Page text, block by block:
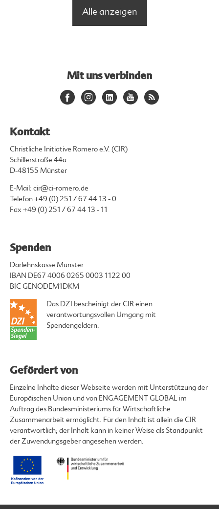
Alle anzeigen
Mit uns verbinden
Kontakt
Christliche Initiative Romero e.V. (CIR)
Schillerstraße 44a
D-48155 Münster
E-Mail: cir@ci-romero.de
Telefon+49 (0) 251 / 67 44 13 - 0
Fax +49 (0) 251 / 67 44 13 - 11
Spenden
Darlehnskasse Münster
IBAN DE67 4006 0265 0003 1122 00
BIC GENODEM1DKM
Das DZI bescheinigt der CIR einen
verantwortungsvollen Umgang mit
Spendengeldern.
Gefördert von
Einzelne Inhalte dieser Webseite werden mit Unterstützung der
Europäischen Union und von ENGAGEMENT GLOBAL im
Auftrag des Bundesministeriums für Wirtschaftliche
Zusammenarbeit ermöglicht. Für den Inhalt ist allein die CIR
verantwortlich; der Inhalt kann in keiner Weise als Standpunkt
der Zuwendungsgeber angesehen werden.